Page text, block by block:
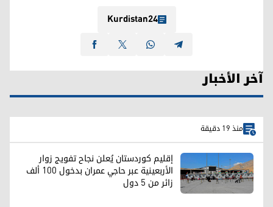
Kurdistan24
آخر الأخبار
منذ 19 دقيقة
إقليم كوردستان يُعلن نجاح تفويج زوار
الأربعينية عبر حاجي عمران بدخول 100 ألف
زائر من 5 دول